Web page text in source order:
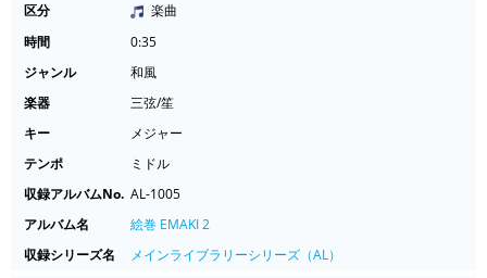
区分
楽曲
時間
0:35
ジャンル
和風
楽器
三弦/笙
キー
メジャー
テンポ
ミドル
収録アルバムNo. AL-1005
アルバム名
絵巻 EMAKI 2
収録シリーズ名
メインライブラリーシリーズ（AL）